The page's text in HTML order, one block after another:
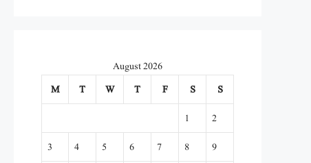
August 2026
M
T W T F S
S
1
2
3
4 5 6 7 8
9